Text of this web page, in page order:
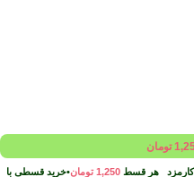
تومان
هر قسط 1,250 تومان•خرید قسطی با